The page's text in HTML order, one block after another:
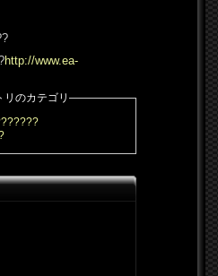
http://www.ea-
リのカテゴリ